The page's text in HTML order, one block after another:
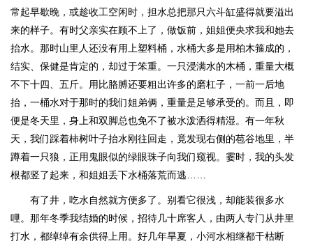
常起早歇晚，或趁收工空闲时，担水总把那只六斗缸盛得就要溢出
来的样子。有时父亲实在顾不上了，做饭前，姐姐便央求我和她去
抬水。那时山里人还没有用上塑料桶，水桶大多是用柏木箍成的，
结实、保健是肯定的，却过于笨重。一只浸满水的木桶，重量大概
不下十四、五斤。用比胳膊还要粗出许多的磨杠子，一前一后地
抬，一桶水对于那时的我们姐弟俩，重量是足够承受的。而且，即
便是冬天里，身上和双脚总也免不了被水泼洒得精湿。有一年秋
天，我们踩着柿树叶子抬水刚往回走，竟发现右侧的苞谷地里，半
蹲着一只狼，正用鬼眼似的绿眼珠子向我们窥视。霎时，我的头发
根都竖了起来，和姐姐丢下水桶落荒而逃……
有了井，吃水自然就方便多了。别看它很浅，却能装很多水
哩。那年冬季我结婚的时候，招待几十席客人，由两人专门从井里
打水，都绰绰有余供得上用。好几年旱夏，小河水相继都干枯断